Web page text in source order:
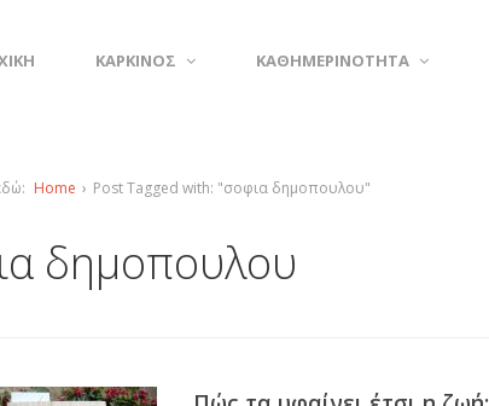
ΚΑΡΚΙΝΟΣ ΚΑΘΗΜΕΡΙΝΟΤΗΤΑ
Home › Post Tagged with: "σοφια δημοπουλου"
δημοπουλου